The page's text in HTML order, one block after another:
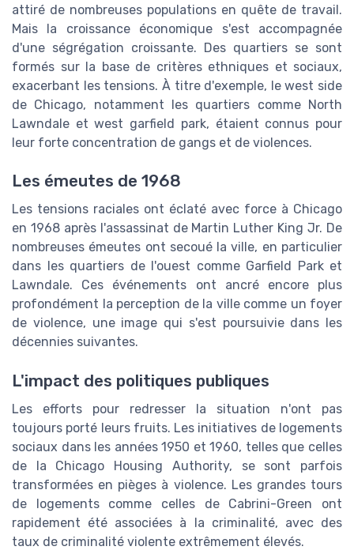
attiré de nombreuses populations en quête de travail.
Mais la croissance économique s'est accompagnée
d'une ségrégation croissante. Des quartiers se sont
formés sur la base de critères ethniques et sociaux,
exacerbant les tensions. À titre d'exemple, le west side
de Chicago, notamment les quartiers comme North
Lawndale et west garfield park, étaient connus pour
leur forte concentration de gangs et de violences.
Les émeutes de 1968
Les tensions raciales ont éclaté avec force à Chicago
en 1968 après l'assassinat de Martin Luther King Jr. De
nombreuses émeutes ont secoué la ville, en particulier
dans les quartiers de l'ouest comme Garfield Park et
Lawndale. Ces événements ont ancré encore plus
profondément la perception de la ville comme un foyer
de violence, une image qui s'est poursuivie dans les
décennies suivantes.
L'impact des politiques publiques
Les efforts pour redresser la situation n'ont pas
toujours porté leurs fruits. Les initiatives de logements
sociaux dans les années 1950 et 1960, telles que celles
de la Chicago Housing Authority, se sont parfois
transformées en pièges à violence. Les grandes tours
de logements comme celles de Cabrini-Green ont
rapidement été associées à la criminalité, avec des
taux de criminalité violente extrêmement élevés.